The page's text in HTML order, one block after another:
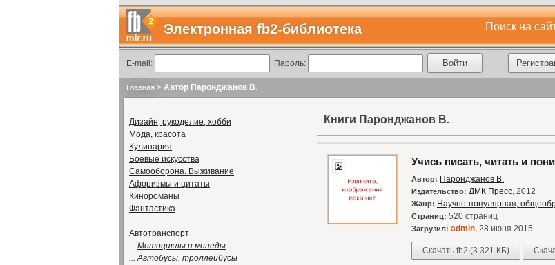
Электронная fb2-библиотека Поиск на
E-mail: Пароль:
Главная > Автор Паронджанов В.
Дизайн, рукоделие, хобби
Мода, красота
Кулинария
Боевые искусства
Самооборона. Выживание
Афоризмы и цитаты
Кинороманы
Фантастика
Автотранспорт
... Мотоциклы и мопеды
...Автобусы, троллейбусы
Книги Паронджанов В.
Учись писать, читать и
Автор: Паронджанов В.
Издательство: ДМК Пресс, 2012
Жанр: Научно-популярная,
Страниц: 520 страниц
Загрузил: admin, 28 июня 2015
Скачать fb2 (3 321 КБ)